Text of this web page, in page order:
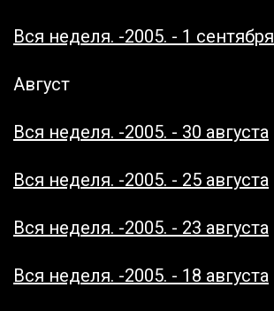
Вся неделя. -2005. - 1 сентября
Август
Вся неделя. -2005. - 30 августа
Вся неделя. -2005. - 25 августа
Вся неделя. -2005. - 23 августа
Вся неделя. -2005. - 18 августа